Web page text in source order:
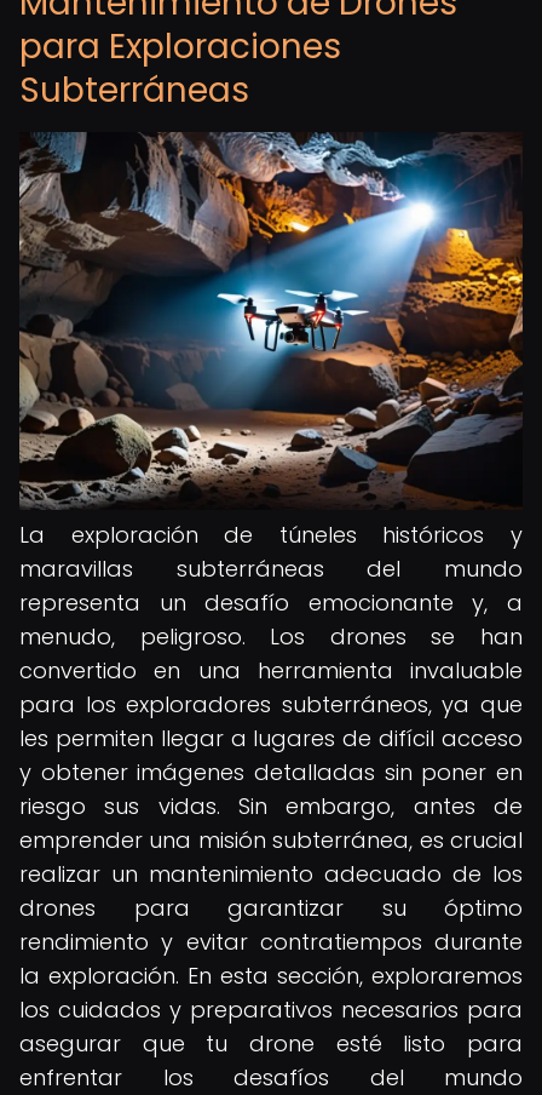
para Exploraciones
Subterráneas
La exploración de túneles históricos y
maravillas subterráneas del mundo
representa un desafío emocionante y, a
menudo, peligroso. Los drones se han
convertido en una herramienta invaluable
para los exploradores subterráneos, ya que
les permiten llegar a lugares de difícil acceso
y obtener imágenes detalladas sin poner en
riesgo sus vidas. Sin embargo, antes de
emprender una misión subterránea, es crucial
realizar un mantenimiento adecuado de los
drones para garantizar su óptimo
rendimiento y evitar contratiempos durante
la exploración. En esta sección, exploraremos
los cuidados y preparativos necesarios para
asegurar que tu drone esté listo para
enfrentar los desafíos del mundo